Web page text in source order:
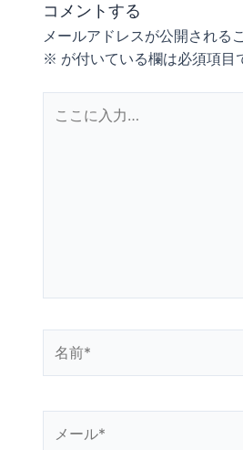
コメントする
メールアドレスが公開される
※ が付いている欄は必須項目